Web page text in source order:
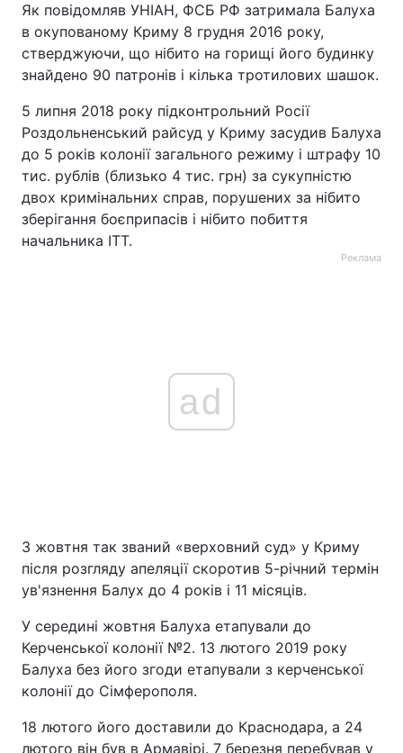
Як повідомляв УНІАН, ФСБ РФ затримала Балуха
в окупованому Криму 8 грудня 2016 року,
стверджуючи, що нібито на горищі його будинку
знайдено 90 патронів і кілька тротилових шашок.
5 липня 2018 року підконтрольний Росії
Роздольненський райсуд у Криму засудив Балуха
до 5 років колонії загального режиму і штрафу 10
тис. рублів (близько 4 тис. грн) за сукупністю
двох кримінальних справ, порушених за нібито
зберігання боєприпасів і нібито побиття
начальника ІТТ.
Реклама
ad
3 жовтня так званий «верховний суд» у Криму
після розгляду апеляції скоротив 5-річний термін
ув'язнення Балух до 4 років і 11 місяців.
У середині жовтня Балуха етапували до
Керченської колонії №2. 13 лютого 2019 року
Балуха без його згоди етапували з керченської
колонії до Сімферополя.
18 лютого його доставили до Краснодара, а 24
лютого він був в Армавірі. 7 березня перебував у